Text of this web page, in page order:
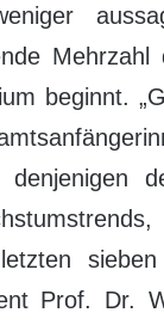
Mehrzahl
beginnt.
Prof. Dr.